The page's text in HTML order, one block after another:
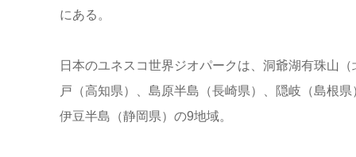
にある。
日本のユネスコ世界ジオパークは、洞爺湖有珠山
戸（高知県）、島原半島（長崎県）、隠岐（島根
伊豆半島（静岡県）の9地域。